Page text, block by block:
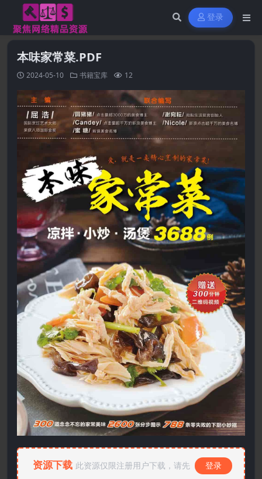
登录
本味家常菜.PDF
2024-05-10 书籍宝库 12
资源下载 此资源仅限注册用户下载，请先 登录